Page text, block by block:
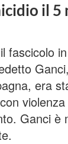
il 5
fascicolo
era
Ganci è